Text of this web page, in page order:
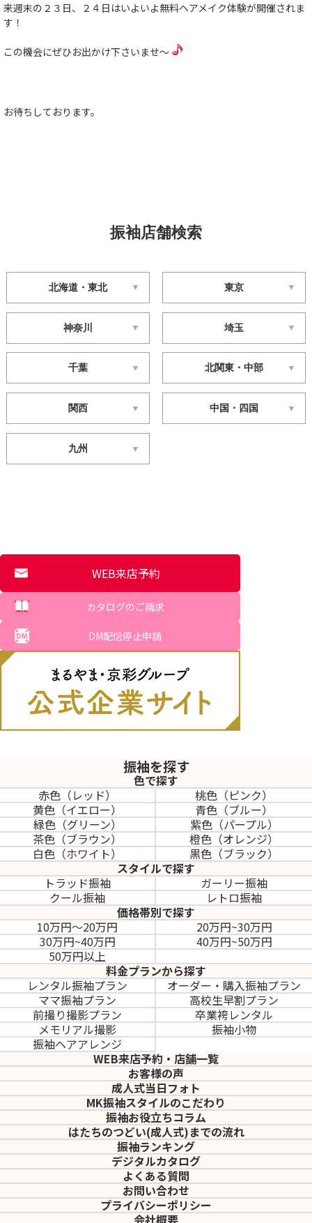
来週末の２３日、２４日はいよいよ無料ヘアメイク体験が開催されま
す！
この機会にぜひお出かけ下さいませ〜
お待ちしております。
振袖店舗検索
北海道・東北 東京
神奈川 埼玉
千葉 北関東・中部
関西 中国・四国
九州
WEB来店予約
カタログのご請求
DM配信停止申請
振袖を探す
色で探す
赤色（レッド）
桃色（ピンク）
黄色（イエロー）
青色（ブルー）
緑色（グリーン）
紫色（パープル）
茶色（ブラウン）
橙色（オレンジ）
白色（ホワイト）
黒色（ブラック）
スタイルで探す
トラッド振袖
ガーリー振袖
クール振袖
レトロ振袖
価格帯別で探す
10万円～20万円
20万円~30万円
30万円~40万円
40万円~50万円
50万円以上
料金プランから探す
レンタル振袖プラン
オーダー・購入振袖プラン
ママ振袖プラン
高校生早割プラン
前撮り撮影プラン
卒業袴レンタル
メモリアル撮影
振袖小物
振袖ヘアアレンジ
WEB来店予約・店舗一覧
お客様の声
成人式当日フォト
MK振袖スタイルのこだわり
振袖お役立ちコラム
はたちのつどい(成人式)までの流れ
振袖ランキング
デジタルカタログ
よくある質問
お問い合わせ
プライバシーポリシー